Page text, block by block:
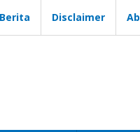
Disclaimer